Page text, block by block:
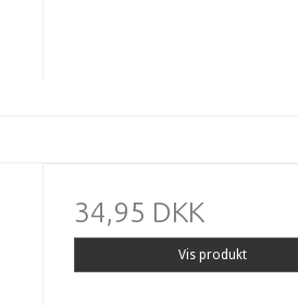
34,95 DKK
Vis produkt